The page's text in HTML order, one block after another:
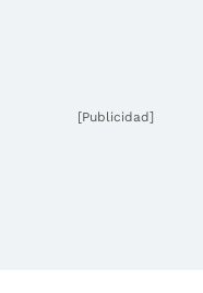
[Publicidad]